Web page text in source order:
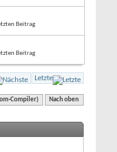
Letzte
Compiler) Nach oben